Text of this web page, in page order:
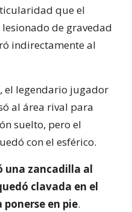
que el
de gravedad
indirectamente al
el legendario jugador
al área rival para
suelto, pero el
con el esférico.
una zancadilla al
clavada en el
ponerse en pie.